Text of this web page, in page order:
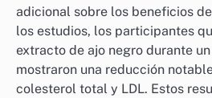
adicional sobre los beneficios
los estudios, los participantes
extracto de ajo negro durante
mostraron una reducción
colesterol total y LDL. Estos